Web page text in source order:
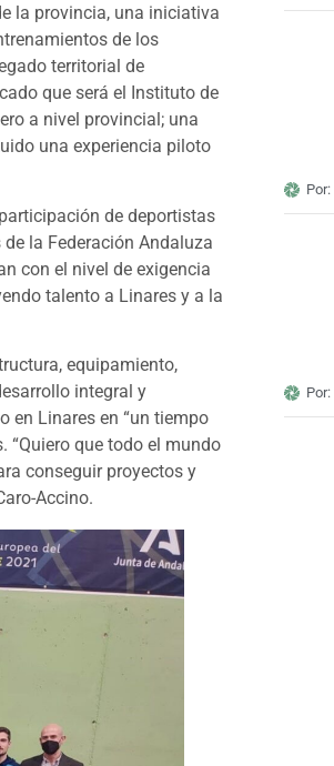
la provincia, una iniciativa
de los
territorial de
que será el Instituto de
a nivel provincial; una
una experiencia piloto
de deportistas
la Federación Andaluza
con el nivel de exigencia
talento a Linares y a la
equipamiento,
integral y
en Linares en “un tiempo
“Quiero que todo el mundo
conseguir proyectos y
Accino.
Por:
Por: